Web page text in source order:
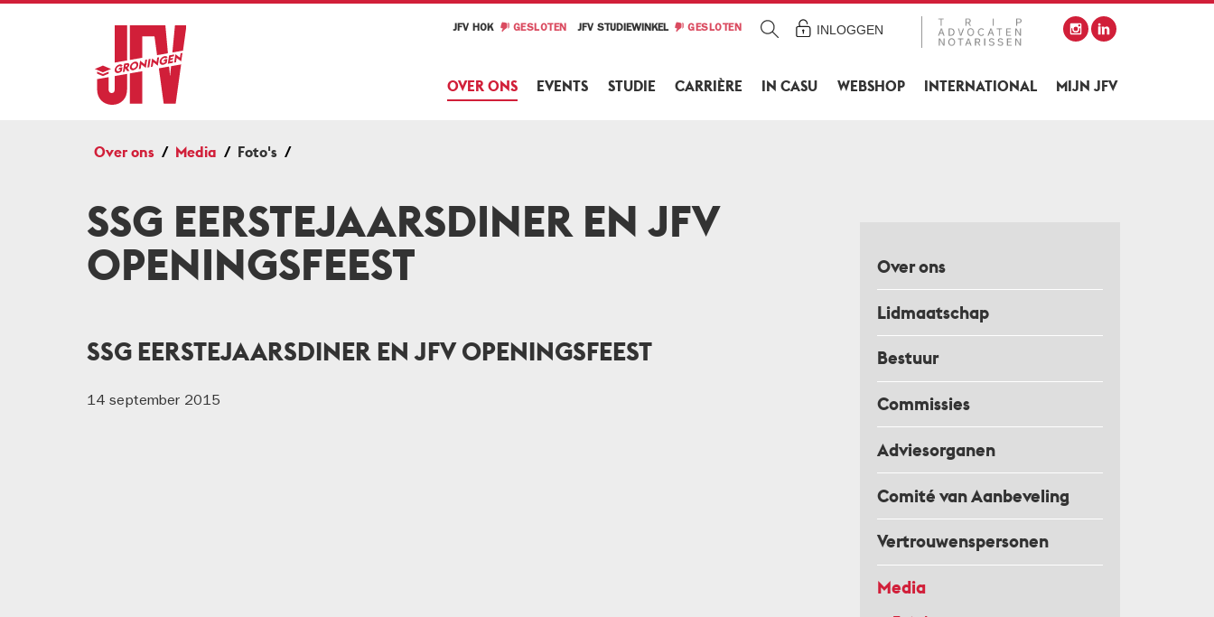
OVER ONS EVENTS STUDIE CARRIÈRE IN CASU WEBSHOP INTERNATIONAL MIJN JFV
JFV HOK GESLOTEN JFV STUDIEWINKEL GESLOTEN INLOGGEN
Over ons Media Foto's
Over ons
Lidmaatschap
Bestuur
Commissies
Adviesorganen
Comité van Aanbeveling
Vertrouwenspersonen
Media
SSG EERSTEJAARSDINER EN JFV
OPENINGSFEEST
SSG EERSTEJAARSDINER EN JFV OPENINGSFEEST
14 september 2015